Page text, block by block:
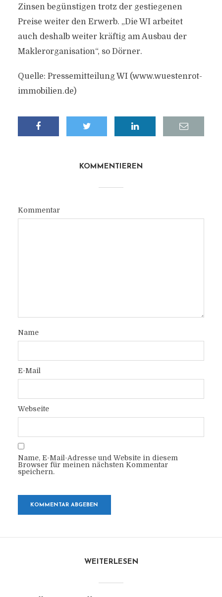
Zinsen begünstigen trotz der gestiegenen
Preise weiter den Erwerb. „Die WI arbeitet
auch deshalb weiter kräftig am Ausbau der
Maklerorganisation“, so Dörner.
Quelle: Pressemitteilung WI (www.wuestenrot-
immobilien.de)
KOMMENTIEREN
Kommentar
Name
E-Mail
Webseite
Name, E-Mail-Adresse und Website in diesem
Browser für meinen nächsten Kommentar
speichern.
WEITERLESEN